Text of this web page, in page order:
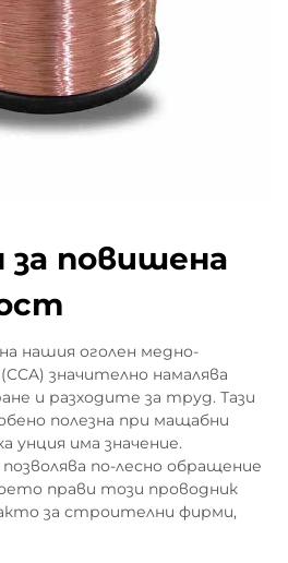
на стари
термални камери показва
понякога над 90
точно там, където
започва да се
пробият тази защита и
да достигне
производители се
на
като поставят
дифузия под
или сребърни
антиоксидантни
двойна защита
съпротивление под
1500 термични цикъла.
за повишена
нашия оголен медно-
значително намалява
и разходите за труд. Тази
полезна при мащабни
унция има значение.
по-лесно обращение
прави този проводник
за строителни фирми,